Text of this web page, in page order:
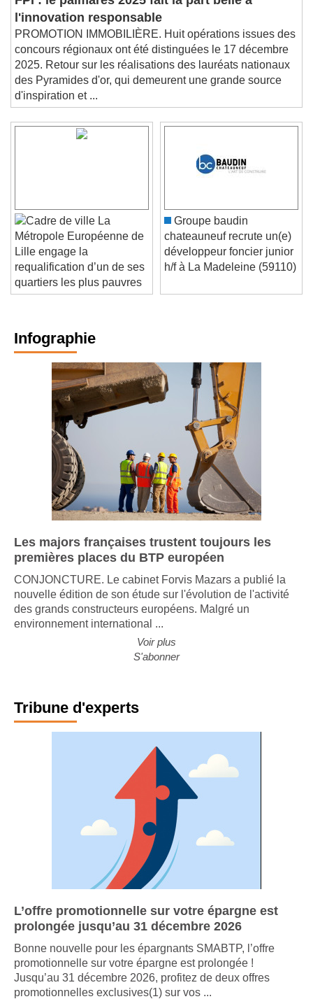
FPI : le palmarès 2025 fait la part belle à
l'innovation responsable
PROMOTION IMMOBILIÈRE. Huit opérations issues des
concours régionaux ont été distinguées le 17 décembre
2025. Retour sur les réalisations des lauréats nationaux
des Pyramides d'or, qui demeurent une grande source
d'inspiration et ...
La
Métropole Européenne de
Lille engage la
requalification d’un de ses
quartiers les plus pauvres
Groupe baudin
chateauneuf recrute un(e)
développeur foncier junior
Infographie
Les majors françaises trustent toujours les
premières places du BTP européen
CONJONCTURE. Le cabinet Forvis Mazars a publié la
nouvelle édition de son étude sur l'évolution de l'activité
des grands constructeurs européens. Malgré un
Voir plus
Tribune d'experts
L’offre promotionnelle sur votre épargne est
prolongée jusqu’au 31 décembre 2026
Bonne nouvelle pour les épargnants SMABTP, l’offre
promotionnelle sur votre épargne est prolongée !
Jusqu’au 31 décembre 2026, profitez de deux offres